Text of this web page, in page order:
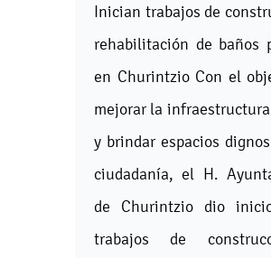
Inician trabajos de
rehabilitación de baños
en Churintzio Con el
mejorar la
y brindar espacios
ciudadanía, el H.
de Churintzio dio
trabajos de